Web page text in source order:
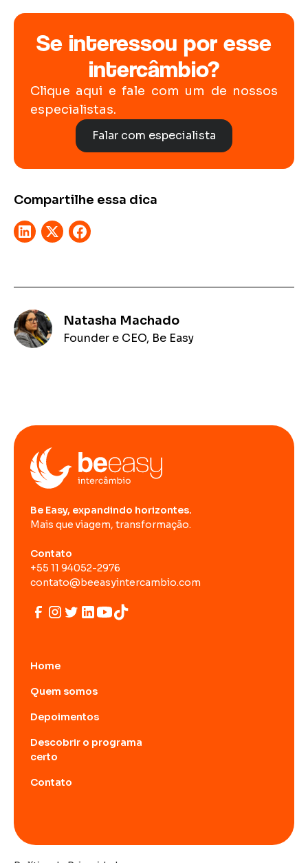
Se interessou por esse
intercâmbio?
Clique aqui e fale com um de nossos
especialistas.
Falar com especialista
Compartilhe essa dica
Natasha Machado
Founder e CEO, Be Easy
Be Easy, expandindo horizontes.
Mais que viagem, transformação.
Contato
+55 11 94052-2976
contato@beeasyintercambio.com
Home
Quem somos
Depoimentos
Descobrir o programa
certo
Contato